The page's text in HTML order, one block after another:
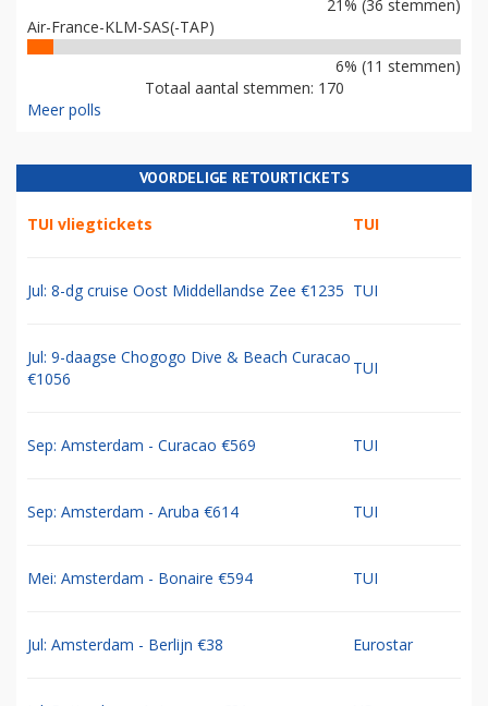
21% (36 stemmen)
Air-France-KLM-SAS(-TAP)
6% (11 stemmen)
Totaal aantal stemmen: 170
Meer polls
VOORDELIGE RETOURTICKETS
TUI vliegtickets TUI
Jul: 8-dg cruise Oost Middellandse Zee €1235 TUI
Jul: 9-daagse Chogogo Dive & Beach Curacao
€1056
TUI
Sep: Amsterdam - Curacao €569 TUI
Sep: Amsterdam - Aruba €614 TUI
Mei: Amsterdam - Bonaire €594 TUI
Jul: Amsterdam - Berlijn €38 Eurostar